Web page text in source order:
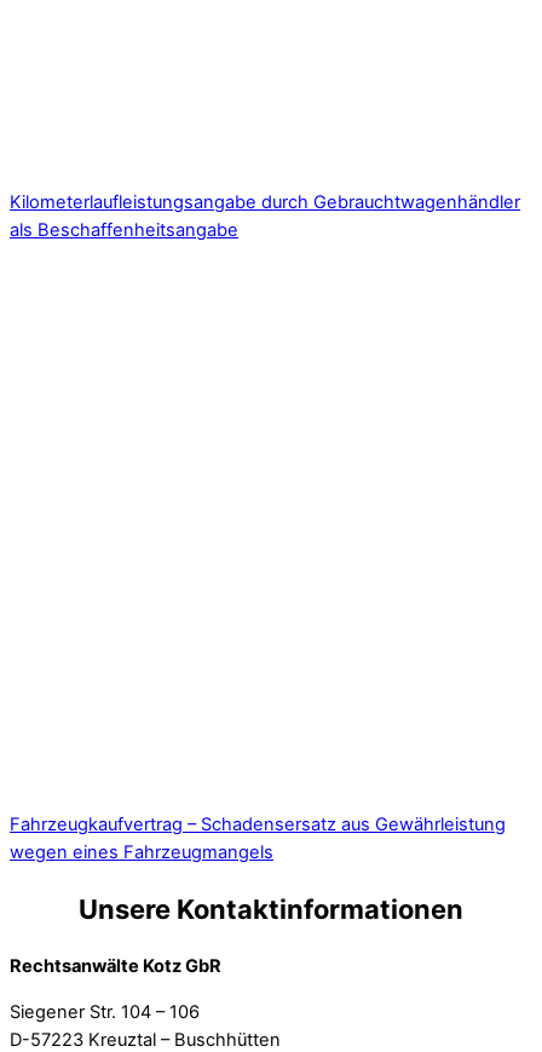
Kilometerlaufleistungsangabe durch Gebrauchtwagenhändler
als Beschaffenheitsangabe
Fahrzeugkaufvertrag – Schadensersatz aus Gewährleistung
wegen eines Fahrzeugmangels
Unsere Kontaktinformationen
Rechtsanwälte Kotz GbR
Siegener Str. 104 – 106
D-57223 Kreuztal – Buschhütten